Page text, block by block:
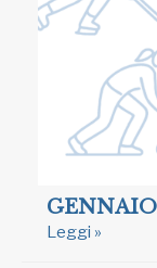
Leggi »